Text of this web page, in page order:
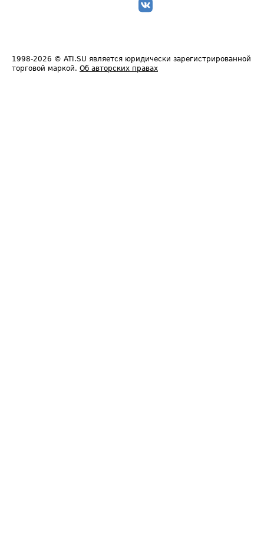
1998-2026 © ATI.SU является юридически зарегистрированной
торговой маркой. Об авторских правах